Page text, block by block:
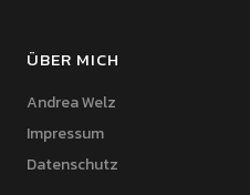
ÜBER MICH
Andrea Welz
Impressum
Datenschutz